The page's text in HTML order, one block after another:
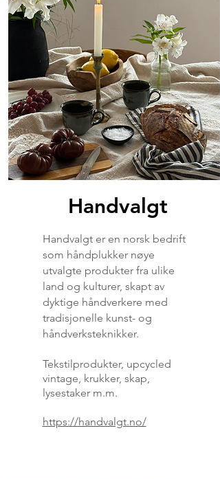
Handvalgt
Handvalgt er en norsk bedrift
som håndplukker nøye
utvalgte produkter fra ulike
land og kulturer, skapt av
dyktige håndverkere med
tradisjonelle kunst- og
håndverksteknikker.
Tekstilprodukter, upcycled
vintage, krukker, skap,
lysestaker m.m.
https://handvalgt.no/